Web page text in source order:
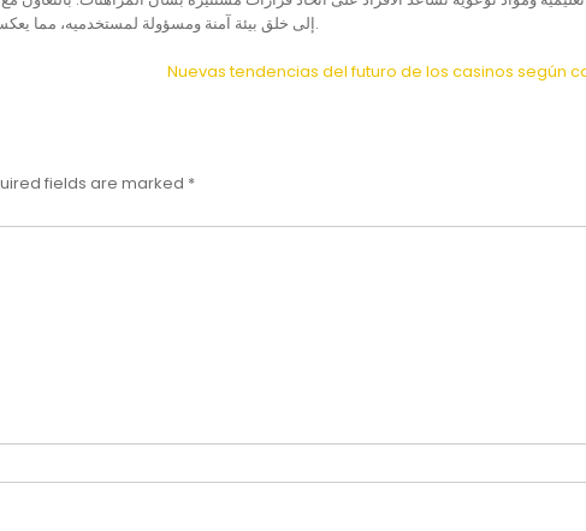
إلى خلق بيئة آمنة ومسؤولة لمستخدميه، مما يعكس التزامه بالمساهمة في الحد من هذه الظاهرة الخطيرة.
Nuevas tendencias del futuro de los casinos según
fields are marked *